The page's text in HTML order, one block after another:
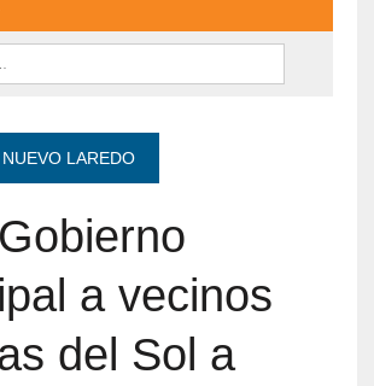
NUEVO LAREDO
a vecinos
del Sol a